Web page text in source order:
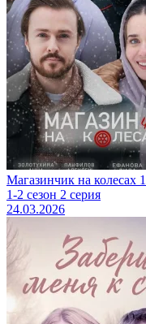
Магазинчик на колесах
1-2 сезон 2 серия
24.03.2026